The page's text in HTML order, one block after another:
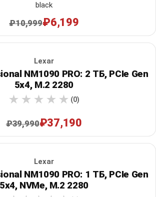
black
₽10,999₽6,199
Lexar
NM1090 PRO: 2 ТБ, PCIe Gen
5x4, M.2 2280
(0)
₽39,990₽37,190
Lexar
NM1090 PRO: 1 ТБ, PCIe Gen
5x4, NVMe, M.2 2280